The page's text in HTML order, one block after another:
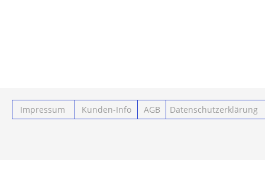
Impressum Kunden-Info AGB Datenschutzerklärung